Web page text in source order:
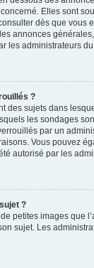
Elles sont
dès que vous
annonces
les administrateurs
?
des sujets dans
les sondages
par un
Vous pouvez
autorisé par les
?
petites images que
sujet. Les